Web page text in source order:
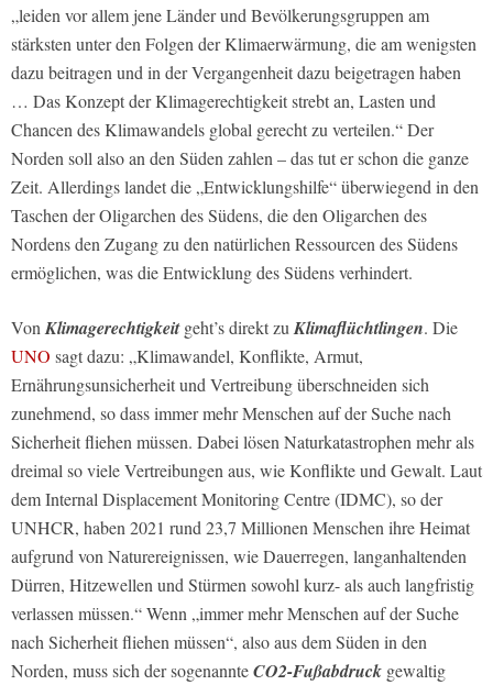
„leiden vor allem jene Länder und Bevölkerungsgruppen am
stärksten unter den Folgen der Klimaerwärmung, die am wenigsten
dazu beitragen und in der Vergangenheit dazu beigetragen haben
… Das Konzept der Klimagerechtigkeit strebt an, Lasten und
Chancen des Klimawandels global gerecht zu verteilen.“ Der
Norden soll also an den Süden zahlen – das tut er schon die ganze
Zeit. Allerdings landet die „Entwicklungshilfe“ überwiegend in den
Taschen der Oligarchen des Südens, die den Oligarchen des
Nordens den Zugang zu den natürlichen Ressourcen des Südens
ermöglichen, was die Entwicklung des Südens verhindert.
Von Klimagerechtigkeitgeht’s direkt zu Klimaflüchtlingen. Die
UNO sagt dazu: „Klimawandel, Konflikte, Armut,
Ernährungsunsicherheit und Vertreibung überschneiden sich
zunehmend, so dass immer mehr Menschen auf der Suche nach
Sicherheit fliehen müssen. Dabei lösen Naturkatastrophen mehr als
dreimal so viele Vertreibungen aus, wie Konflikte und Gewalt. Laut
dem Internal Displacement Monitoring Centre (IDMC), so der
UNHCR, haben 2021 rund 23,7 Millionen Menschen ihre Heimat
aufgrund von Naturereignissen, wie Dauerregen, langanhaltenden
Dürren, Hitzewellen und Stürmen sowohl kurz- als auch langfristig
verlassen müssen.“ Wenn „immer mehr Menschen auf der Suche
nach Sicherheit fliehen müssen“, also aus dem Süden in den
Norden, muss sich der sogenannteCO2-Fußabdruck gewaltig